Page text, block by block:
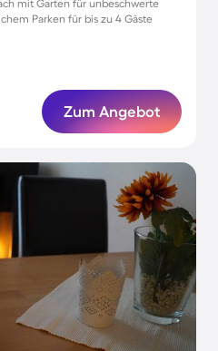
mit Garten für unbeschwerte
Parken für bis zu 4 Gäste
Zum Angebot